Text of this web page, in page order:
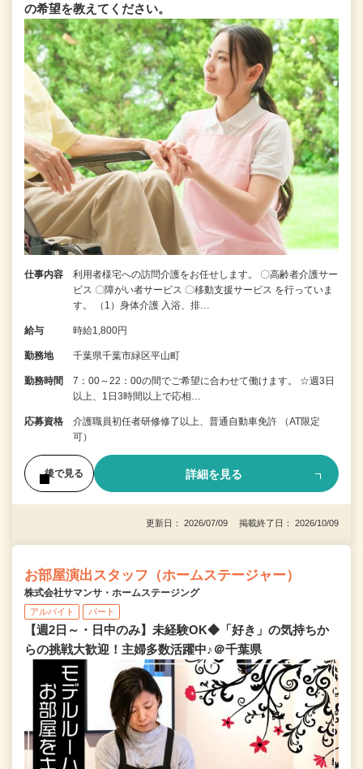
の希望を教えてください。
仕事内容
利用者様宅への訪問介護をお任せします。 〇高齢者介護サー
ビス 〇障がい者サービス 〇移動支援サービス を行っていま
す。 （1）身体介護 入浴、排…
給与 時給1,800円
勤務地 千葉県千葉市緑区平山町
勤務時間
7：00～22：00の間でご希望に合わせて働けます。 ☆週3日
以上、1日3時間以上で応相…
応募資格
介護職員初任者研修修了以上、普通自動車免許 （AT限定
可）
後で見る 詳細を見る
更新日： 2026/07/09 掲載終了日： 2026/10/09
お部屋演出スタッフ（ホームステージャー）
株式会社サマンサ・ホームステージング
アルバイト パート
【週2日～・日中のみ】未経験OK◆「好き」の気持ちか
らの挑戦大歓迎！主婦多数活躍中♪＠千葉県